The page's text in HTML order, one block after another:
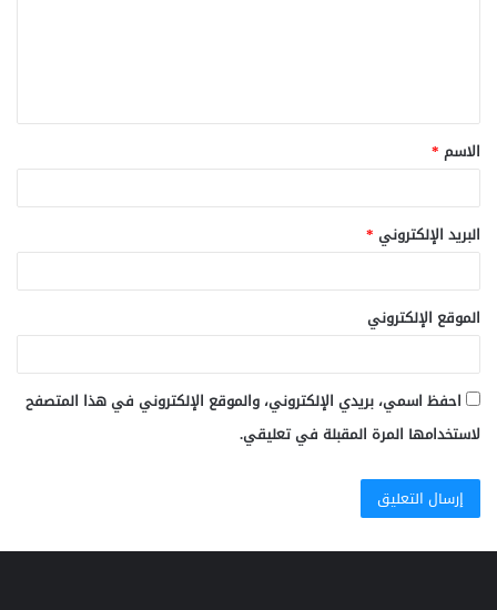
ق
*
الاسم *
البريد الإلكتروني *
الموقع الإلكتروني
احفظ اسمي، بريدي الإلكتروني، والموقع الإلكتروني في هذا المتصفح
لاستخدامها المرة المقبلة في تعليقي.